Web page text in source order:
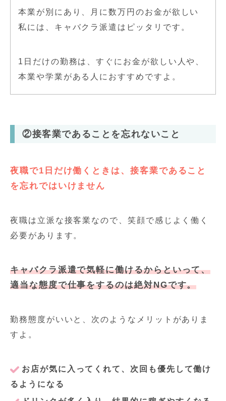
本業が別にあり、月に数万円のお金が欲しい
私には、キャバクラ派遣はピッタリです。
1日だけの勤務は、すぐにお金が欲しい人や、
本業や学業がある人におすすめですよ。
②接客業であることを忘れないこと
夜職で1日だけ働くときは、接客業であること
を忘れではいけません
夜職は立派な接客業なので、笑顔で感じよく働く
必要があります。
キャバクラ派遣で気軽に働けるからといって、
適当な態度で仕事をするのは絶対NGです。
勤務態度がいいと、次のようなメリットがありま
すよ。
お店が気に入ってくれて、次回も優先して働け
るようになる